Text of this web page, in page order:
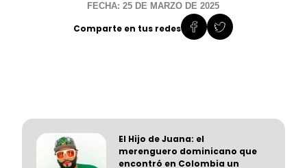
El Hijo de Juana: el
merenguero dominicano que
encontró en Colombia un
FECHA: 25 DE MARZO DE 2025
Comparte en tus redes